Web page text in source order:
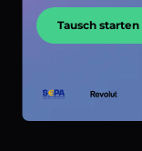
Tausch starten